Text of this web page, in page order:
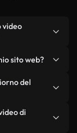
video
a Giorno
etichettato,
sito web?
il web,
al minimo i
del
Coverr AI
ad esempio
di